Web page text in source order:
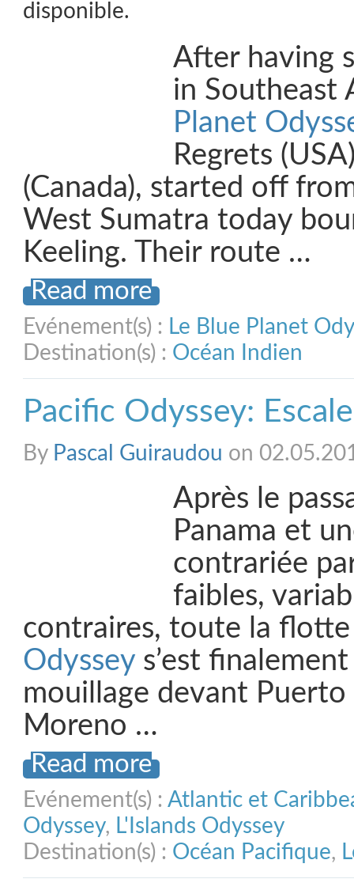
disponible.
After having
in Southeast
Planet
Regrets
(Canada), started off
West Sumatra today
Keeling. Their route …
Read more
Evénement(s) : Le Blue Planet
Destination(s) : Océan Indien
Pacific Odyssey:
By Pascal Guiraudou on
Après le
Panama et
contrariée
faibles,
contraires, toute la
Odyssey s’est
mouillage devant Puerto
Moreno …
Read more
Evénement(s) : Atlantic et
Odyssey, L'Islands Odyssey
Destination(s) : Océan Pacifique,